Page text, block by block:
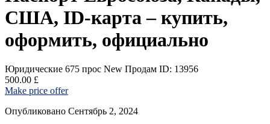
США, ID-карта – купить,
оформить, официально
Юридические 675 прос New Продам ID: 13956
500.00 £
Make price offer
Опубликовано Сентябрь 2, 2024